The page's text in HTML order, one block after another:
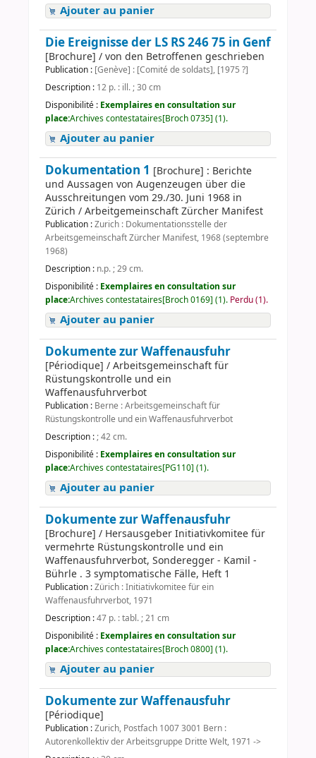
Ajouter au panier
Die Ereignisse der LS RS 246 75 in Genf
[Brochure] / von den Betroffenen geschrieben
Publication : [Genève] : [Comité de soldats], [1975 ?]
Description : 12 p. : ill. ; 30 cm
Disponibilité : Exemplaires en consultation sur
place:Archives contestataires[Broch 0735] (1).
Ajouter au panier
Dokumentation 1 [Brochure] : Berichte
und Aussagen von Augenzeugen über die
Ausschreitungen vom 29./30. Juni 1968 in
Zürich / Arbeitgemeinschaft Zürcher Manifest
Publication :Zurich : Dokumentationsstelle der
Arbeitsgemeinschaft Zürcher Manifest, 1968 (septembre
1968)
Description : n.p. ; 29 cm.
Disponibilité : Exemplaires en consultation sur
place:Archives contestataires[Broch 0169] (1). Perdu (1).
Ajouter au panier
Dokumente zur Waffenausfuhr
[Périodique] / Arbeitsgemeinschaft für
Rüstungskontrolle und ein
Waffenausfuhrverbot
Publication : Berne : Arbeitsgemeinschaft für
Rüstungskontrolle und ein Waffenausfuhrverbot
Description :; 42 cm.
Disponibilité : Exemplaires en consultation sur
place:Archives contestataires[PG110] (1).
Ajouter au panier
Dokumente zur Waffenausfuhr
[Brochure] / Hersausgeber Initiativkomitee für
vermehrte Rüstungskontrolle und ein
Waffenausfuhrverbot, Sonderegger - Kamil -
Bührle . 3 symptomatische Fälle, Heft 1
Publication :Zürich : Initiativkomitee für ein
Waffenausfuhrverbot, 1971
Description :47 p. : tabl. ; 21 cm
Disponibilité : Exemplaires en consultation sur
place:Archives contestataires[Broch 0800] (1).
Ajouter au panier
Dokumente zur Waffenausfuhr
[Périodique]
Publication :Zurich, Postfach 1007 3001 Bern :
Autorenkollektiv der Arbeitsgruppe Dritte Welt, 1971 ->